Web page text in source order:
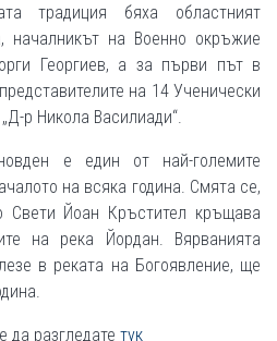
традиция бяха областният
началникът на Военно окръжие
Георгиев, а за първи път в
на 14 Ученически
р Никола Василиади“.
е един от най-големите
на всяка година. Смята се,
Свети Йоан Кръстител кръщава
на река Йордан. Вярванията
в реката на Богоявление, ще
да разгледате тук